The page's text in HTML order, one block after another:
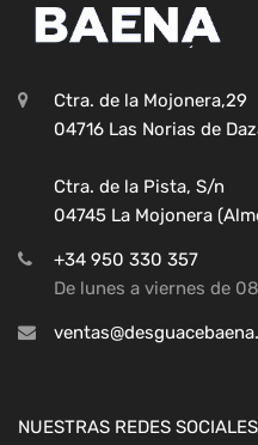
Ctra. de la Mojonera,29
04716 Las Norias de
Ctra. de la Pista, S/n
04745 La Mojonera
+34 950 330 357
De lunes a viernes de
NUESTRAS REDES